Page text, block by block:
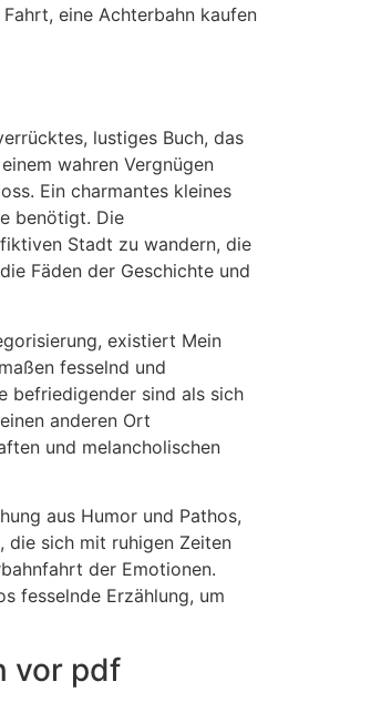
eine Achterbahn kaufen
lustiges Buch, das
wahren Vergnügen
Ein charmantes kleines
benötigt. Die
Stadt zu wandern, die
Fäden der Geschichte und
existiert Mein
fesselnd und
befriedigender sind als sich
anderen Ort
und melancholischen
aus Humor und Pathos,
die sich mit ruhigen Zeiten
der Emotionen.
fesselnde Erzählung, um
vor pdf